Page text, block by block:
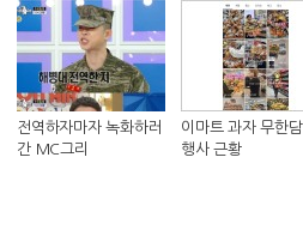
전역하자마자 녹화하러
간 MC그리
이마트 과자 무한담
행사 근황